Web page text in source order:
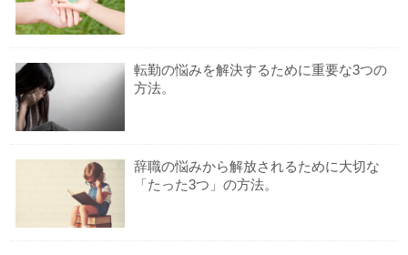
転勤の悩みを解決するために重要な3つの
方法。
辞職の悩みから解放されるために大切な
「たった3つ」の方法。